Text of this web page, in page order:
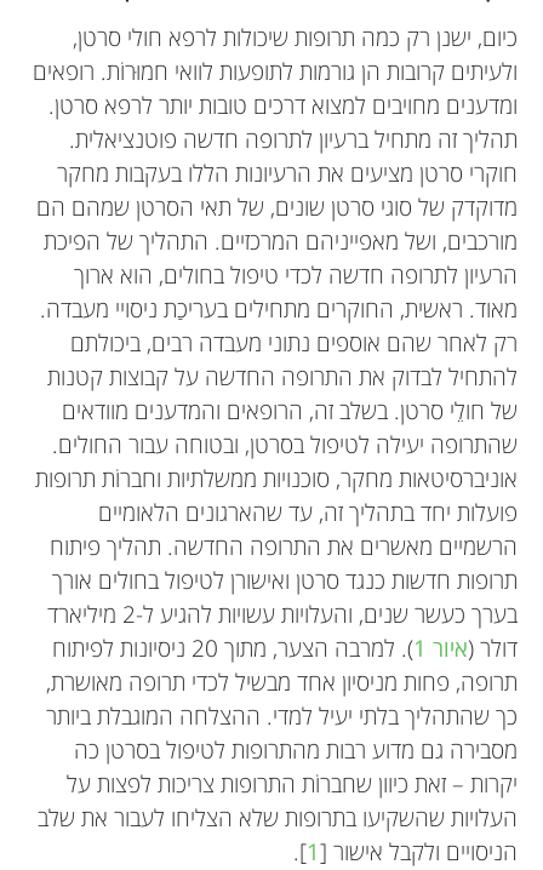
כיום, ישנן רק כמה תרופות שיכולות לרפא חולי סרטן,
ולעיתים קרובות הן גורמות לתופעות לוואי חמוּרוֹת. רופאים
ומדענים מחויבים למצוא דרכים טובות יותר לרפא סרטן.
תהליך זה מתחיל ברעיון לתרופה חדשה פוטנציאלית.
חוקרי סרטן מציעים את הרעיונות הללו בעקבות מחקר
מדוקדק של סוגי סרטן שונים, של תאי הסרטן שמהם הם
מורכבים, ושל מאפייניהם המרכזיים. התהליך של הפיכת
הרעיון לתרופה חדשה לכדי טיפול בחולים, הוא ארוך
מאוד. ראשית, החוקרים מתחילים בעריכַת ניסויי מעבדה.
רק לאחר שהם אוספים נתוני מעבדה רבים, ביכולתם
להתחיל לבדוק את התרופה החדשה על קבוצות קטנות
של חולֵי סרטן. בשלב זה, הרופאים והמדענים מוודאים
שהתרופה יעילה לטיפול בסרטן, ובטוחה עבור החולים.
אוניברסיטאות מחקר, סוכנויות ממשלתיות וחברוֹת תרופות
פועלות יחד בתהליך זה, עד שהארגונים הלאומיים
הרשמיים מאשרים את התרופה החדשה. תהליך פיתוח
תרופות חדשות כנגד סרטן ואישורן לטיפול בחולים אורך
בערך כעשר שנים, והעלויות עשויות להגיע ל-2 מיליארד
דולר (איור 1
). למרבה הצער, מתוך 20 ניסיונות לפיתוח
תרופה, פחות מניסיון אחד מבשיל לכדי תרופה מאושרת,
כך שהתהליך בלתי יעיל למדי. ההצלחה המוגבלת ביותר
מסבירה גם מדוע רבות מהתרופות לטיפול בסרטן כה
יקרות – זאת כיוון שחברוֹת התרופות צריכות לפצות על
העלויות שהשקיעו בתרופות שלא הצליחו לעבור את שלב
הניסויים ולקבל אישור [1
].